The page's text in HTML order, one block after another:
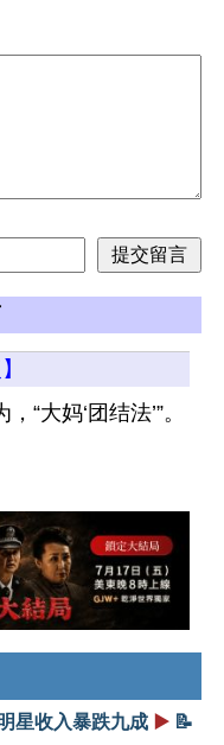
“大妈‘团结法’”。
星收入暴跌九成 ▶️ 📝